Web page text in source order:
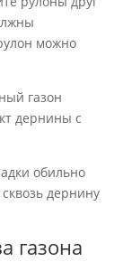
можно
газон
дернины с
обильно
дернину
газона